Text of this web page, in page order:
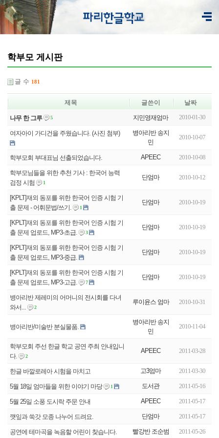
학부모 게시판
글 수 181
제목 글쓴이 날짜
나무 한 그루 5 지민영재엄마 2010-01-30
여자아이 가디건을 주웠습니다. (사진 첨부)
병아리반 송지
민
2010-10-07
학부모회 부대표님 선출되었습니다. APEEC 2010-10-08
학부모님들을 위한 추천 기사 : 한국어 능력
검정 시험
1
단엄마 2010-10-12
[KPLT]재외 동포를 위한 한국어 인증 시험 기
출 문제 - 어휘문법/쓰기.
1
단엄마 2010-10-19
[KPLT]재외 동포를 위한 한국어 인증 시험 기
출 문제 업로드, MP3-초급.
3
단엄마 2010-10-19
[KPLT]재외 동포를 위한 한국어 인증 시험 기
출 문제 업로드, MP3-중급.
단엄마 2010-10-19
[KPLT]재외 동포를 위한 한국어 인증 시험 기
출 문제 업로드, MP3-고급.
7
단엄마 2010-10-19
병아리반 제레미의 어머니의 전시회를 다녀
와서...
2
루이윤스 엄마 2010-10-31
병아리반/미술반 분실물품.
병아리반 송지
민
2010-11-04
학부모회 주선 한글 학교 공연 주최 안내입니
다.
2
APEEC 2011-03-28
한글 바깔로레아 시험을 마치고 고3엄마 2011-03-30
5월 18일 엄마들을 위한 이야기 마당 1 도서관 2011-05-16
5월 25일 소풍 도시락 주문 안내 APEEC 2011-05-17
깻잎과 쑥갓 모종 나누어 드려요. 단엄마 2011-05-17
공연에 테마곡을 녹음할 어린이 찾습니다. 빨강반 조순범 2011-05-26